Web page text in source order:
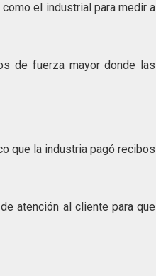
el industrial para medir a
de fuerza mayor donde las
que la industria pagó recibos
atención al cliente para que